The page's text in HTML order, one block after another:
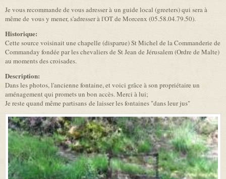
Je vous recommande de vous adresser à un guide local (greeters) qui sera à
même de vous y mener, s'adresser à l'OT de Morcenx (05.58.04.79.50).
Historique:
Cette source voisinait une chapelle (disparue) St Michel de la Commanderie de
Commanday fondée par les chevaliers de St Jean de Jérusalem (Ordre de Malte)
au moments des croisades.
Description:
Dans les photos, l'ancienne fontaine, et voici grâce à son propriétaire un
aménagement qui promets un bon accès. Merci à lui;
Je reste quand même partisans de laisser les fontaines "dans leur jus"